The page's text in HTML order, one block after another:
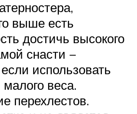
выше есть
достичь высокого
снасти −
использовать
веса.
перехлестов.